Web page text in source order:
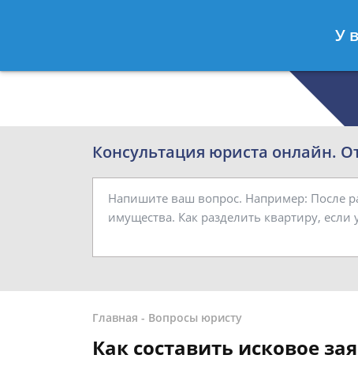
- Семейный юрист,
Консультация юриста онлайн.
Главная - Вопросы юристу
Как составить исковое
У